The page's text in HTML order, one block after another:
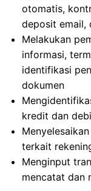
otomatis,
deposit email,
Melakukan
informasi,
identifikasi
dokumen
kredit dan
terkait
Menginput
mencatat dan